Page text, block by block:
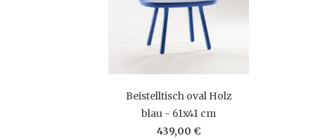
Beistelltisch oval Holz
blau - 61x41 cm
439,00 €